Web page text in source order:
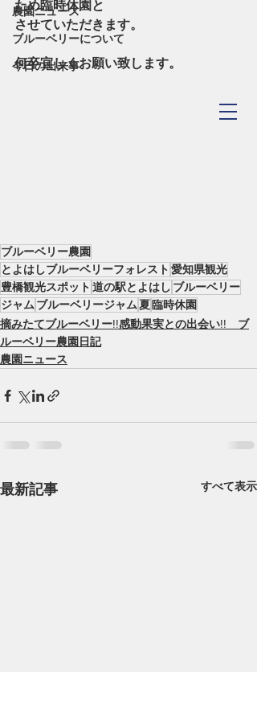
農園ニュース
ブルーベリーについて
今日の出来事
ため臨時休園と
させていただきます。
何卒宜しくお願い致します。
ブルーベリー農園
とよはしブルーベリーフォレスト 愛知県観光
豊橋観光スポット 道の駅とよはし ブルーベリー
ジャムブルーベリージャム夏臨時休園
摘みたてブルーベリー!!感動果実との出会い!! ブ
ルーベリー農園日記
農園ニュース
最新記事 すべて表示